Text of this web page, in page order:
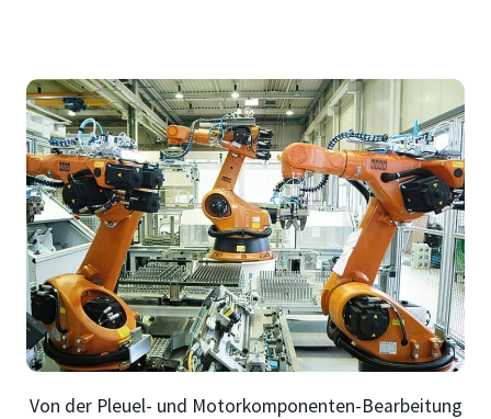
Von der Pleuel- und Motorkomponenten-Bearbeitung